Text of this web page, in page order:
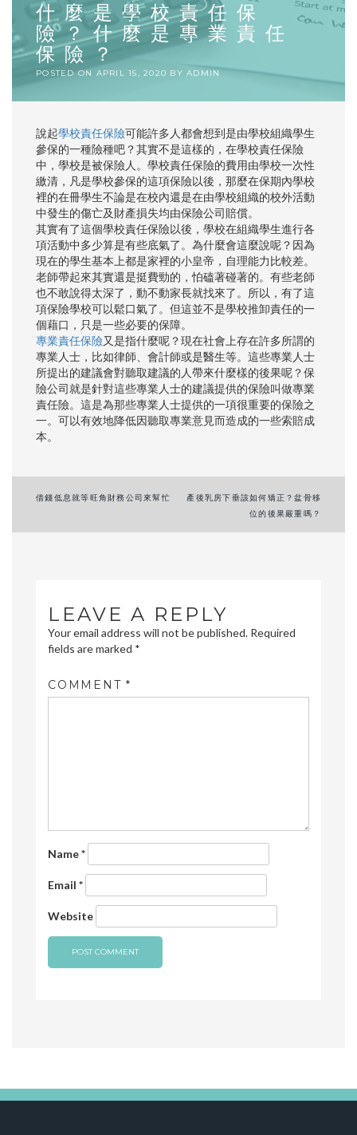
什麼是學校責任保
險？什麼是專業責任
保險？
POSTED ON APRIL 15, 2020 BY ADMIN
說起學校責任保險可能許多人都會想到是由學校組織學生
參保的一種險種吧？其實不是這樣的，在學校責任保險
中，學校是被保險人。學校責任保險的費用由學校一次性
繳清，凡是學校參保的這項保險以後，那麼在保期內學校
裡的在冊學生不論是在校內還是在由學校組織的校外活動
中發生的傷亡及財產損失均由保險公司賠償。
其實有了這個學校責任保險以後，學校在組織學生進行各
項活動中多少算是有些底氣了。為什麼會這麼說呢？因為
現在的學生基本上都是家裡的小皇帝，自理能力比較差。
老師帶起來其實還是挺費勁的，怕磕著碰著的。有些老師
也不敢說得太深了，動不動家長就找來了。所以，有了這
項保險學校可以鬆口氣了。但這並不是學校推卸責任的一
個藉口，只是一些必要的保障。
專業責任保險又是指什麼呢？現在社會上存在許多所謂的
專業人士，比如律師、會計師或是醫生等。這些專業人士
所提出的建議會對聽取建議的人帶來什麼樣的後果呢？保
險公司就是針對這些專業人士的建議提供的保險叫做專業
責任險。這是為那些專業人士提供的一項很重要的保險之
一。可以有效地降低因聽取專業意見而造成的一些索賠成
本。
Post
navigation
借錢低息就等旺角財務公司來幫忙
產後乳房下垂該如何矯正？盆骨移
位的後果嚴重嗎？
LEAVE A REPLY
Your email address will not be published. Required
fields are marked *
COMMENT *
Name*
Email *
Website